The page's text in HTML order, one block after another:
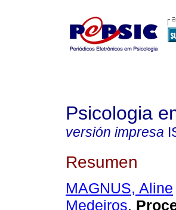
Psicologia
versión impresa
Resumen
MAGNUS, Aline
Medeiros.